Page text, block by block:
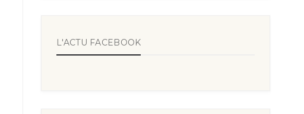
L'ACTU FACEBOOK